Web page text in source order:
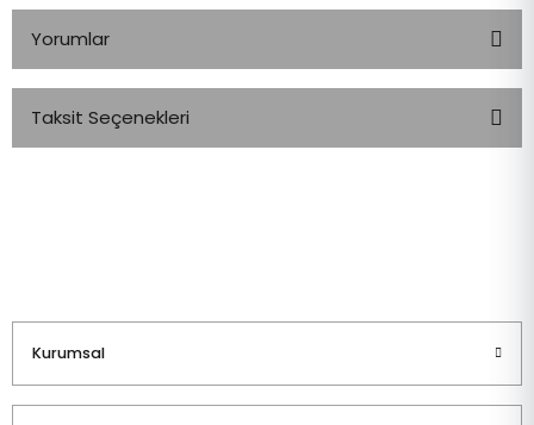
Yorumlar
Taksit Seçenekleri
Kurumsal